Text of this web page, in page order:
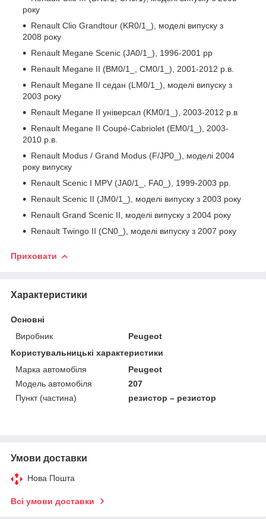
року
Renault Clio Grandtour (KR0/1_), моделі випуску з
2008 року
Renault Megane Scenic (JA0/1_), 1996-2001 рр
Renault Megane II (BM0/1_, CM0/1_), 2001-2012 р.в.
Renault Megane II седан (LM0/1_), моделі випуску з
2003 року
Renault Megane II універсал (KM0/1_), 2003-2012 р.в
Renault Megane II Coupé-Cabriolet (EM0/1_), 2003-
2010 р.в.
Renault Modus / Grand Modus (F/JP0_), моделі 2004
року випуску
Renault Scenic I MPV (JA0/1_, FA0_), 1999-2003 рр.
Renault Scenic II (JM0/1_), моделі випуску з 2003 року
Renault Grand Scenic II, моделі випуску з 2004 року
Renault Twingo II (CN0_), моделі випуску з 2007 року
Приховати
Характеристики
Основні
Виробник
Peugeot
Користувальницькі характеристики
Марка автомобіля
Peugeot
Модель автомобіля
207
Пункт (частина)
резистор – резистор
Умови доставки
Нова Пошта
Всі умови доставки